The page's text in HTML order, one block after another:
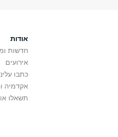
אודות
חדשות
אירועים
כתבו
אקדמיה
תשאלו